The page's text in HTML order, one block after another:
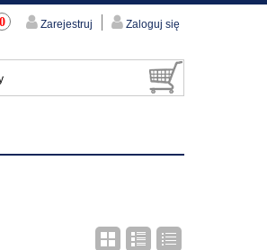
Zarejestruj Zaloguj się